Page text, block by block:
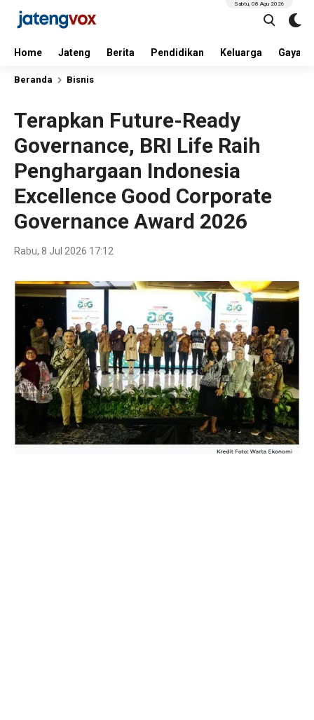
Home Jateng Berita Pendidikan Keluarga Gaya
Sabtu, 08 Agu 2026
Beranda Bisnis
Terapkan Future-Ready
Governance, BRI Life Raih
Penghargaan Indonesia
Excellence Good Corporate
Governance Award 2026
Rabu, 8 Jul 2026 17:12